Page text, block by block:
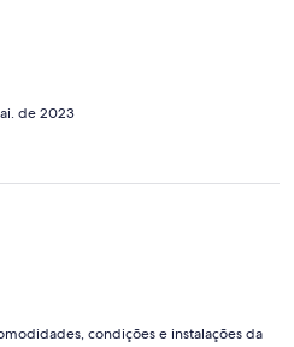
de 2023
condições e instalações da